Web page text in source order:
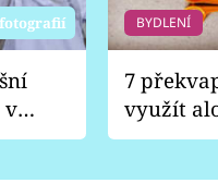
fotografií
v
BYDLENÍ
7
využít